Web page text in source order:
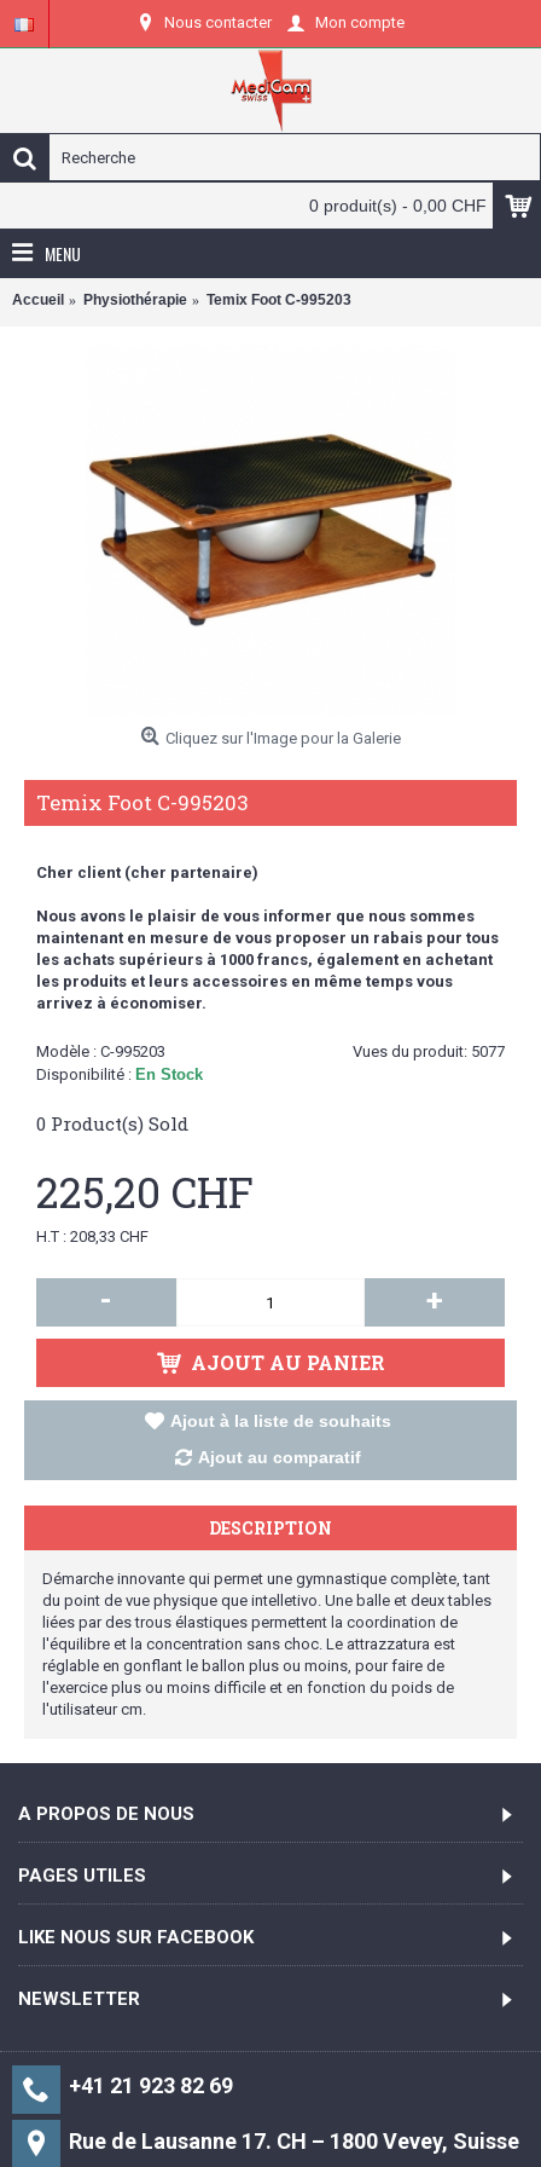
Nous contacter Mon compte
0 produit(s) - 0,00 CHF
MENU
Accueil Physiothérapie Temix Foot C-995203
Cliquez sur l'Image pour la Galerie
Temix Foot C-995203
Cher client (cher partenaire)
Nous avons le plaisir de vous informer que nous sommes
maintenant en mesure de vous proposer un rabais pour tous
les achats supérieurs à 1000 francs, également en achetant
les produits et leurs accessoires en même temps vous
arrivez à économiser.
Vues du produit: 5077
Modèle : C-995203
Disponibilité : En Stock
0 Product(s) Sold
225,20 CHF
H.T : 208,33 CHF
- +
AJOUT AU PANIER
Ajout à la liste de souhaits
Ajout au comparatif
DESCRIPTION
Démarche innovante qui permet une gymnastique complète, tant
du point de vue physique que intelletivo. Une balle et deux tables
liées par des trous élastiques permettent la coordination de
l'équilibre et la concentration sans choc. Le attrazzatura est
réglable en gonflant le ballon plus ou moins, pour faire de
l'exercice plus ou moins difficile et en fonction du poids de
l'utilisateur cm.
A PROPOS DE NOUS
PAGES UTILES
LIKE NOUS SUR FACEBOOK
NEWSLETTER
+41 21 923 82 69
Rue de Lausanne 17. CH – 1800 Vevey, Suisse